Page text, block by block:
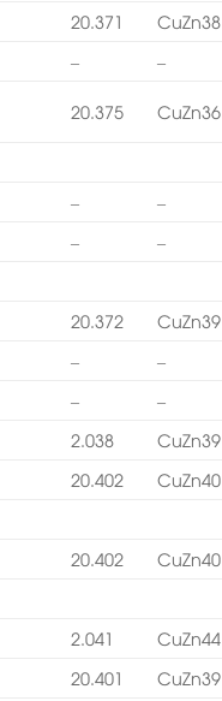
20.371
– –
20.375
–
–
– –
20.372
–
–
–
–
2.038
20.402
20.402
2.041
20.401